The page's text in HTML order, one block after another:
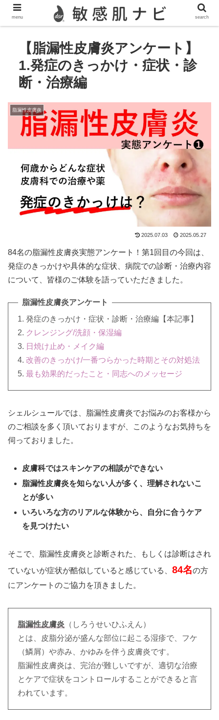
敏感肌,脂漏性皮膚炎,酒さ,ニキビのスキンケア情報を発信
【脂漏性皮膚炎アンケート】
1.発症のきっかけ・症状・診
断・治療編
脂漏性皮膚炎
2025.07.03 2025.05.27
84名の脂漏性皮膚炎実態アンケート！第1回目の今回は、
発症のきっかけや具体的な症状、病院での診断・治療内容
について、皆様のご体験を語っていただきました。
脂漏性皮膚炎アンケート
1. 発症のきっかけ・症状・診断・治療編【本記事】
2. クレンジング/洗顔・保湿編
3. 日焼け止め・メイク編
4.改善のきっかけ/一番つらかった時期とその対処法
5.最も効果的だったこと・同志へのメッセージ
シェルシュールでは、脂漏性皮膚炎でお悩みのお客様から
のご相談を多く頂いておりますが、このようなお気持ちを
伺っておりました。
皮膚科ではスキンケアの相談ができない
脂漏性皮膚炎を知らない人が多く、理解されないこ
とが多い
いろいろな方のリアルな体験から、自分に合うケア
を見つけたい
そこで、脂漏性皮膚炎と診断された、もしくは診断はされ
ていないが症状が酷似していると感じている、 84名の方
にアンケートのご協力を頂きました。
脂漏性皮膚炎 （しろうせいひふえん）
とは、皮脂分泌が盛んな部位に起こる湿疹で、フケ
（鱗屑）や赤み、かゆみを伴う皮膚炎です。
脂漏性皮膚炎は、完治が難しいですが、適切な治療
とケアで症状をコントロールすることができると言
われています。
menu search